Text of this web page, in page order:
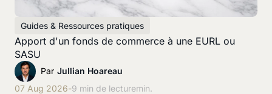
Guides & Ressources pratiques
Apport d'un fonds de commerce à une EURL ou
SASU
Par Jullian Hoareau
07 Aug 2026-9 min de lecturemin.